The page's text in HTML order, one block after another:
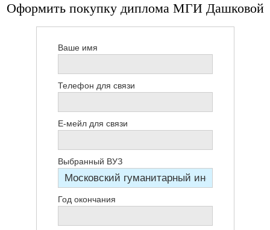
Оформить покупку диплома МГИ Дашковой
Ваше имя
Телефон для связи
Е-мейл для связи
Выбранный ВУЗ
Год окончания